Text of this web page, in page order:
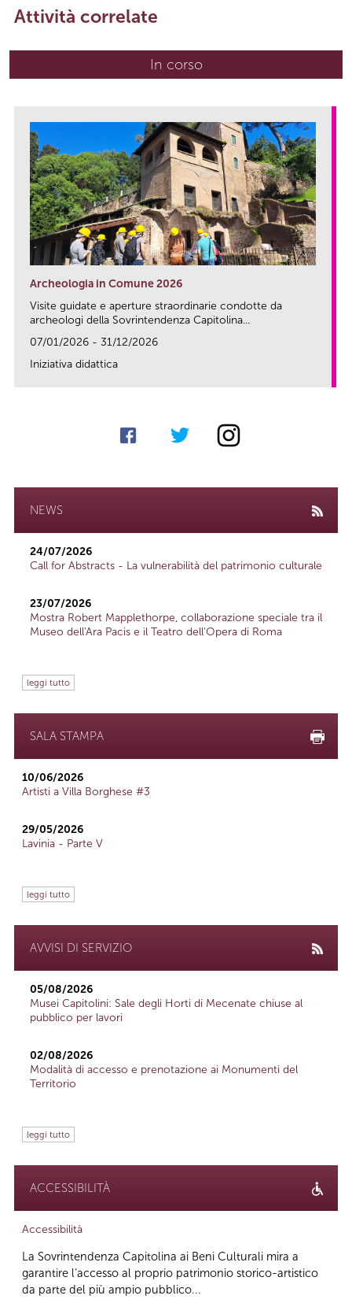
Attività correlate
In corso(scheda attiva)
Archeologia in Comune 2026
Visite guidate e aperture straordinarie condotte da
archeologi della Sovrintendenza Capitolina...
07/01/2026 - 31/12/2026
Iniziativa didattica
NEWS
24/07/2026
Call for Abstracts - La vulnerabilità del patrimonio culturale
23/07/2026
Mostra Robert Mapplethorpe, collaborazione speciale tra il
Museo dell'Ara Pacis e il Teatro dell'Opera di Roma
leggi tutto
SALA STAMPA
10/06/2026
Artisti a Villa Borghese #3
29/05/2026
Lavinia - Parte V
leggi tutto
AVVISI DI SERVIZIO
05/08/2026
Musei Capitolini: Sale degli Horti di Mecenate chiuse al
pubblico per lavori
02/08/2026
Modalità di accesso e prenotazione ai Monumenti del
Territorio
leggi tutto
ACCESSIBILITÀ
Accessibilità
La Sovrintendenza Capitolina ai Beni Culturali mira a
garantire l’accesso al proprio patrimonio storico-artistico
da parte del più ampio pubblico...